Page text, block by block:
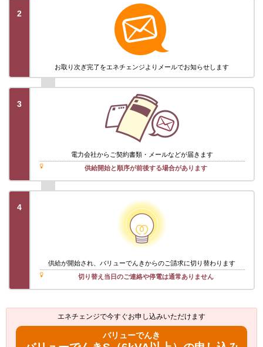
2
お取り次ぎ完了をエネチェンジより メールでお知らせします
3
電力会社から ご契約書類・メールなどが届きます
供給開始と順序が前後する場合があります
4
供給が開始され、バリューでんきからのご請求に切り替わります
切り替え当日のご連絡や停電は通常ありません
エネチェンジで今すぐお申し込みいただけます
バリューでんき